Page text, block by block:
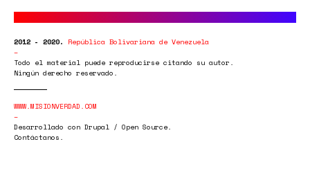
2012 - 2020. República Bolivariana de Venezuela
Todo el material puede reproducirse citando su autor.
Ningún derecho reservado.
WWW.MISIONVERDAD.COM
Desarrollado con Drupal / Open Source.
Contáctanos.